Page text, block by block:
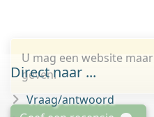
U mag een website
geven.
Direct naar ...
Vraag/antwoord